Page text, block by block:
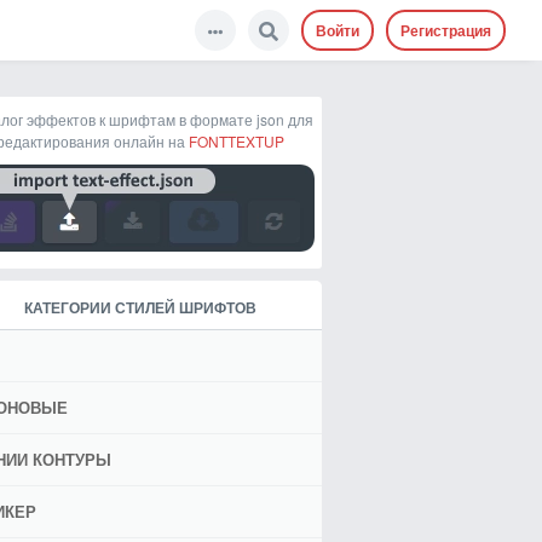
Регистрация
Войти
эффектов к шрифтам в формате json для
онлайн на FONTTEXTUP
КАТЕГОРИИ СТИЛЕЙ ШРИФТОВ
КОНТУРЫ